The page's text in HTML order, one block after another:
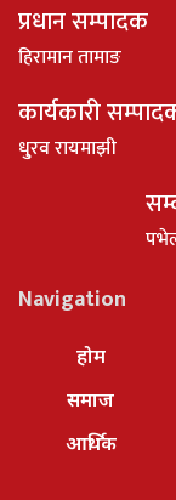
प्रधान सम्पादक
हिरामान तामाङ
कार्यकारी
धु्रव रायमाझी
Navigation
होम
समाज
आर्थिक